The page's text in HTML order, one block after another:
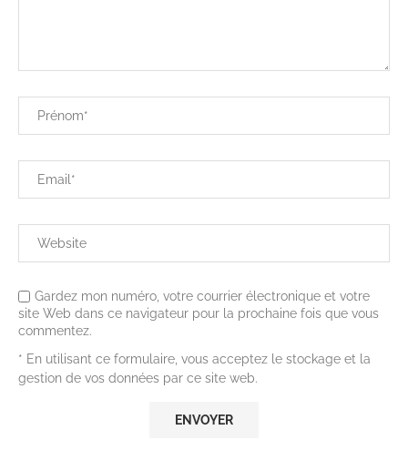
Gardez mon numéro, votre courrier électronique et votre
site Web dans ce navigateur pour la prochaine fois que vous
commentez.
* En utilisant ce formulaire, vous acceptez le stockage et la
gestion de vos données par ce site web.